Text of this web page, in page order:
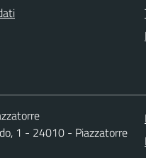
1 - 24010 - Piazzatorre